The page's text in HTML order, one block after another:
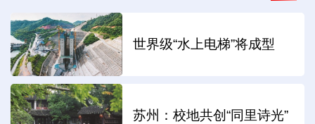
世界级“水上电梯”将成型
苏州：校地共创“同里诗光”